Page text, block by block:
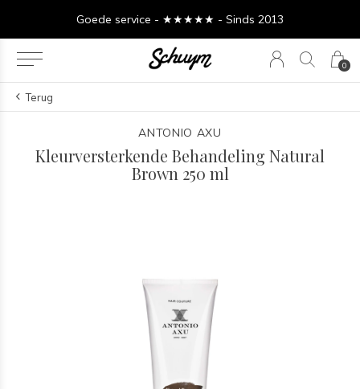
0
Goede service - ★★★★★ - Sinds 2013
Terug
ANTONIO AXU
Kleurversterkende Behandeling Natural
Brown 250 ml